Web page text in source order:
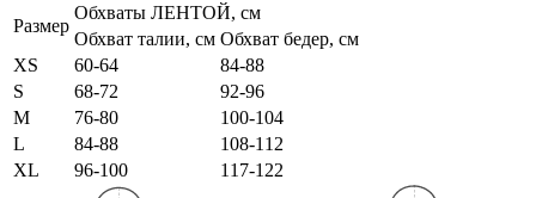
Размер
Обхваты ЛЕНТОЙ, см
Обхват талии, см Обхват бедер, см
XS
60-64
84-88
S
68-72
92-96
M
76-80
100-104
L
84-88
108-112
XL
96-100 117-122